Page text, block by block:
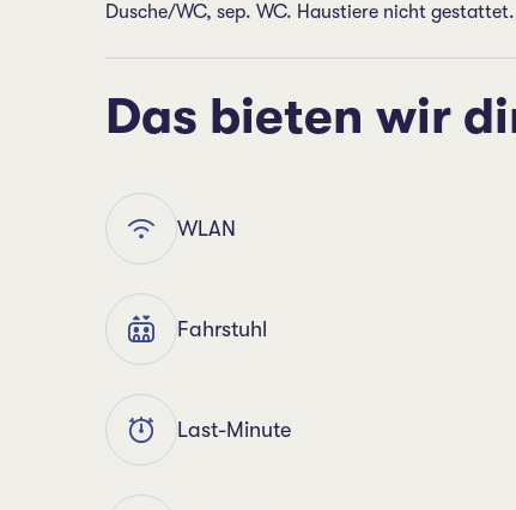
Dusche/WC, sep. WC. Haustiere nicht gestattet.
Das bieten wir
WLAN
Fahrstuhl
Last-Minute